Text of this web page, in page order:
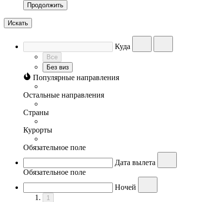
Продолжить
Искать
Куда
Все
Без виз
Популярные направления
Остальные направления
Страны
Курорты
Обязательное поле
Дата вылета
Обязательное поле
Ночей
1